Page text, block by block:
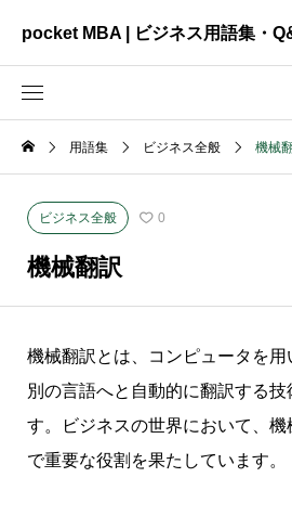
pocket MBA | ビジネス用語集・
ビジネス全般
資料作成
用語集 ビジネス全般 機械
ビジネス全般 0
機械翻訳
機械翻訳とは、コンピュータを用
別の言語へと自動的に翻訳する技
す。ビジネスの世界において、
で重要な役割を果たしています。